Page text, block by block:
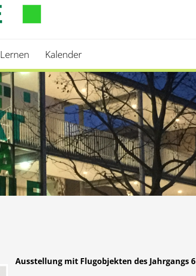
Lernen Kalender
Ausstellung mit Flugobjekten des Jahrgangs 6